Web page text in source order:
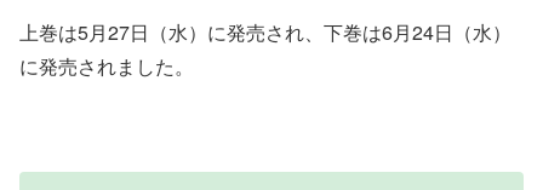
上巻は5月27日（水）に発売され、下巻は6月24日（水）
に発売されました。